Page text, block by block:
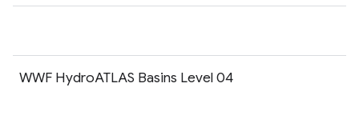
WWF HydroATLAS Basins Level 04